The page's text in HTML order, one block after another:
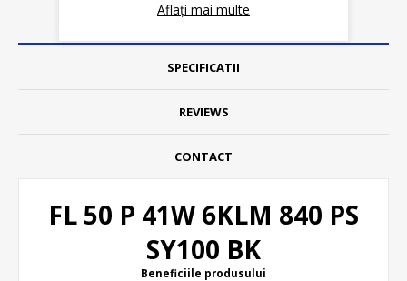
DETALII
SPECIFICATII
REVIEWS
CONTACT
FL 50 P 41W 6KLM 840 PS
SY100 BK
Beneficiile produsului
Aflați mai multe